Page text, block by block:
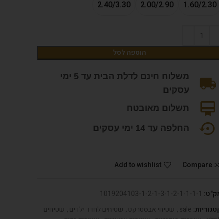
1.60/2.30
2.00/2.90
2.40/3.30
הוספה לסל
משלוח חינם לדלת הבית עד 5 ימי
עסקים
תשלום מאובטח
החלפה עד 14 ימי עסקים
Compare
Add to wishlist
1019204103-1-2-1-3-1-2-1-1-1-1
sale
, שטיחי אבסטרקט, שטיחים לחדר ילדים, שטיחים